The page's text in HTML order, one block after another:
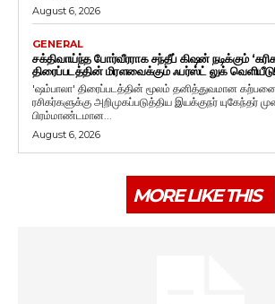
August 6, 2026
GENERAL
சக்திவாய்ந்த போர்வீரராக சந்தீப் கிஷன் நடிக்கும்
திரைப்படத்தின் மிரளவைக்கும் ஃபர்ஸ்ட் லுக் வெளியீடு!
'ஷம்பாலா' திரைப்படத்தின் மூலம் தனித்துவமான
ரசிகர்களுக்கு அறிமுகப்படுத்திய இயக்குநர் யுகேந்தர்
பிரம்மாண்டமான...
August 6, 2026
MORE LIKE THIS